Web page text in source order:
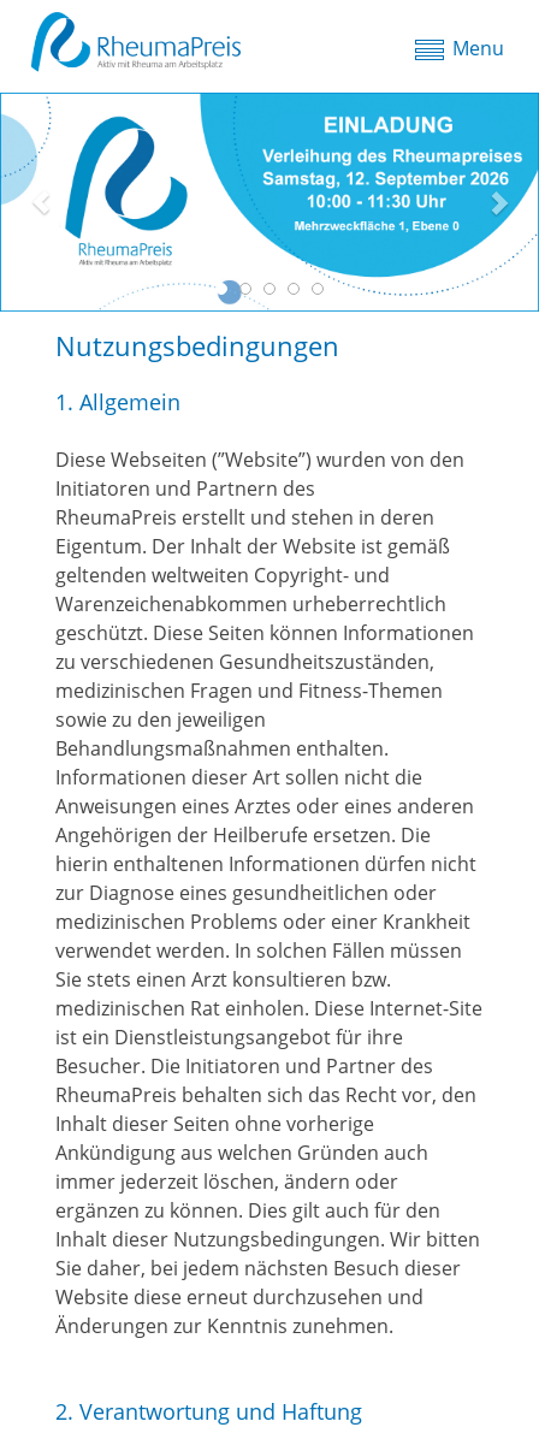
Menu
P
r
e
i
o
N
x
t
Nutzungsbedingungen
1. Allgemein
Diese Webseiten (”Website”) wurden von den
Initiatoren und Partnern des
RheumaPreis erstellt und stehen in deren
Eigentum. Der Inhalt der Website ist gemäß
geltenden weltweiten Copyright- und
Warenzeichenabkommen urheberrechtlich
geschützt. Diese Seiten können Informationen
zu verschiedenen Gesundheitszuständen,
medizinischen Fragen und Fitness-Themen
sowie zu den jeweiligen
Behandlungsmaßnahmen enthalten.
Informationen dieser Art sollen nicht die
Anweisungen eines Arztes oder eines anderen
Angehörigen der Heilberufe ersetzen. Die
hierin enthaltenen Informationen dürfen nicht
zur Diagnose eines gesundheitlichen oder
medizinischen Problems oder einer Krankheit
verwendet werden. In solchen Fällen müssen
Sie stets einen Arzt konsultieren bzw.
medizinischen Rat einholen. Diese Internet-Site
ist ein Dienstleistungsangebot für ihre
Besucher. Die Initiatoren und Partner des
RheumaPreis behalten sich das Recht vor, den
Inhalt dieser Seiten ohne vorherige
Ankündigung aus welchen Gründen auch
immer jederzeit löschen, ändern oder
ergänzen zu können. Dies gilt auch für den
Inhalt dieser Nutzungsbedingungen. Wir bitten
Sie daher, bei jedem nächsten Besuch dieser
Website diese erneut durchzusehen und
Änderungen zur Kenntnis zunehmen.
2. Verantwortung und Haftung